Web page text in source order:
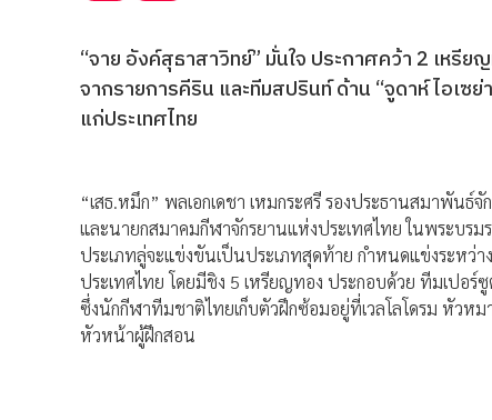
“จาย อังค์สุธาสาวิทย์” มั่นใจ ประกาศคว้า 2 เหรี
จากรายการคีริน และทีมสปรินท์ ด้าน “จูดาห์ ไอเซ
แก่ประเทศไทย
“เสธ.หมึก” พลเอกเดชา เหมกระศรี รองประธานสมาพันธ์
และนายกสมาคมกีฬาจักรยานแห่งประเทศไทย ในพระบรม
ประเภทลู่จะแข่งขันเป็นประเภทสุดท้าย กำหนดแข่งระหว่
ประเทศไทย โดยมีชิง 5 เหรียญทอง ประกอบด้วย ทีมเป
ซึ่งนักกีฬาทีมชาติไทยเก็บตัวฝึกซ้อมอยู่ที่เวลโลโดรม หัวห
หัวหน้าผู้ฝึกสอน